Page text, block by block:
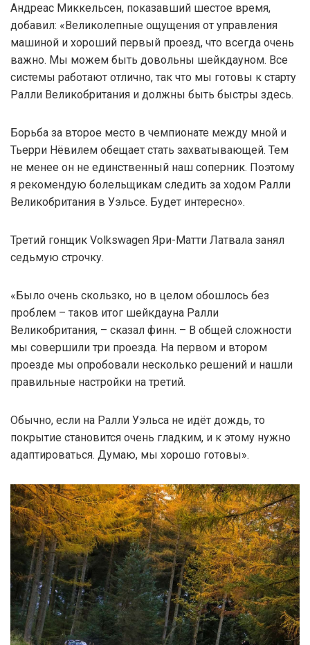
Андреас Миккельсен, показавший шестое время,
добавил: «Великолепные ощущения от управления
машиной и хороший первый проезд, что всегда очень
важно. Мы можем быть довольны шейкдауном. Все
системы работают отлично, так что мы готовы к старту
Ралли Великобритания и должны быть быстры здесь.
Борьба за второе место в чемпионате между мной и
Тьерри Нёвилем обещает стать захватывающей. Тем
не менее он не единственный наш соперник. Поэтому
я рекомендую болельщикам следить за ходом Ралли
Великобритания в Уэльсе. Будет интересно».
Третий гонщик Volkswagen Яри-Матти Латвала занял
седьмую строчку.
«Было очень скользко, но в целом обошлось без
проблем – таков итог шейкдауна Ралли
Великобритания, – сказал финн. – В общей сложности
мы совершили три проезда. На первом и втором
проезде мы опробовали несколько решений и нашли
правильные настройки на третий.
Обычно, если на Ралли Уэльса не идёт дождь, то
покрытие становится очень гладким, и к этому нужно
адаптироваться. Думаю, мы хорошо готовы».